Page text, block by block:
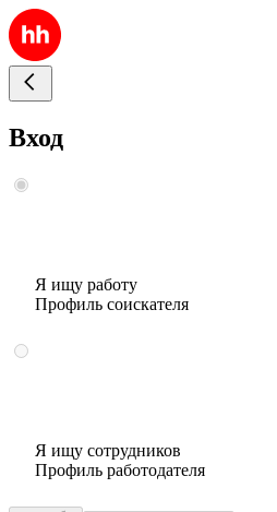
Вход
Я ищу работу
Профиль соискателя
Я ищу сотрудников
Профиль работодателя